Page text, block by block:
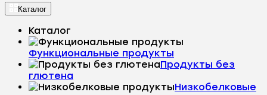
Каталог
Каталог
Функциональные продукты
Продукты без
глютена
Низкобелковые